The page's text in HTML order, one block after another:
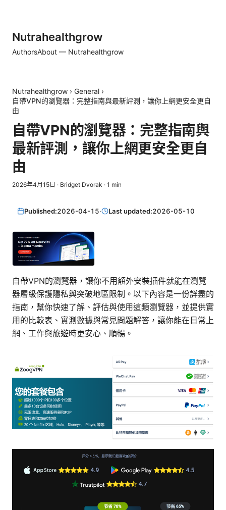
Nutrahealthgrow
AuthorsAbout — Nutrahealthgrow
Nutrahealthgrow › General ›
自帶VPN的瀏覽器：完整指南與最新評測，讓你上網更安全更自
由
自帶VPN的瀏覽器：完整指南與
最新評測，讓你上網更安全更自
由
2026年4月15日 · Bridget Dvorak · 1 min
Published:2026-04-15· Last updated:2026-05-10
自帶VPN的瀏覽器，讓你不用額外安裝插件就能在瀏覽
器層級保護隱私與突破地區限制。以下內容是一份詳盡的
指南，幫你快速了解、評估與使用這類瀏覽器，並提供實
用的比較表、實測數據與常見問題解答，讓你能在日常上
網、工作與旅遊時更安心、順暢。